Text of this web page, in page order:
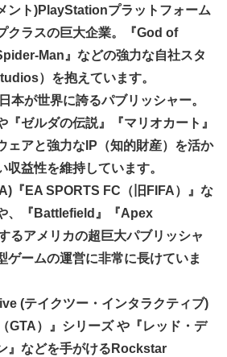
ント)PlayStationプラットフォーム
クラスの巨大企業。『God of
Man』などの強力な自社スタ
）を抱えています。
本が世界に誇るパブリッシャー。
『ゼルダの伝説』『マリオカート』
ェアと強力なIP（知的財産）を活か
収益性を維持しています。
『EA SPORTS FC（旧FIFA）』な
、『Battlefield』『Apex
るアメリカの超巨大パブリッシャ
ゲームの運営に非常に長けていま
(テイクツー・インタラクティブ)
GTA）』シリーズ や『レッド・デ
』などを手がけるRockstar